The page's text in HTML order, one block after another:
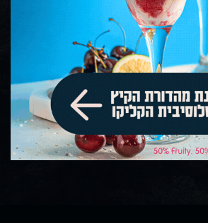
בחוץ
חוף הקשתות